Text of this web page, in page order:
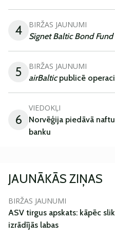
4 BIRŽAS JAUNUMI
Signet Baltic Bond Fund
5 BIRŽAS JAUNUMI
airBalticpublicē
6
VIEDOKĻI
Norvēģija piedāvā
banku
JAUNĀKĀS ZIŅAS
BIRŽAS JAUNUMI
ASV tirgus apskats: kāpēc
izrādījās labas